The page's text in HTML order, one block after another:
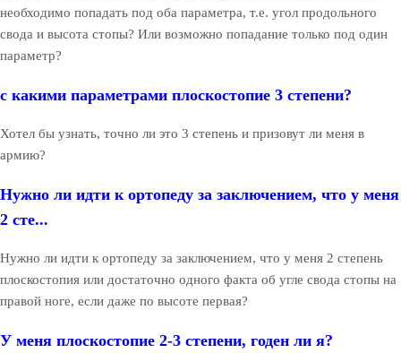
необходимо попадать под оба параметра, т.е. угол продольного
свода и высота стопы? Или возможно попадание только под один
параметр?
с какими параметрами плоскостопие 3 степени?
Хотел бы узнать, точно ли это 3 степень и призовут ли меня в
армию?
Нужно ли идти к ортопеду за заключением, что у меня
2 сте...
Нужно ли идти к ортопеду за заключением, что у меня 2 степень
плоскостопия или достаточно одного факта об угле свода стопы на
правой ноге, если даже по высоте первая?
У меня плоскостопие 2-3 степени, годен ли я?